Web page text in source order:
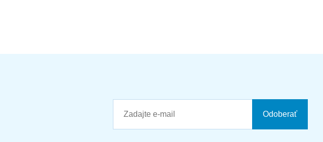
Odoberať